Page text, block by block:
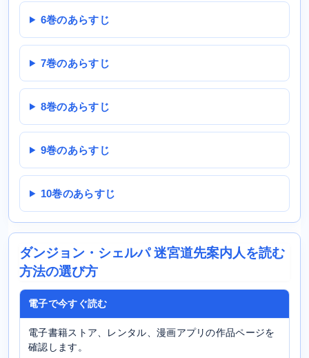
6巻のあらすじ
7巻のあらすじ
8巻のあらすじ
9巻のあらすじ
10巻のあらすじ
ダンジョン・シェルパ 迷宮道先案内人を読む
方法の選び方
電子で今すぐ読む
電子書籍ストア、レンタル、漫画アプリの作品ページを
確認します。